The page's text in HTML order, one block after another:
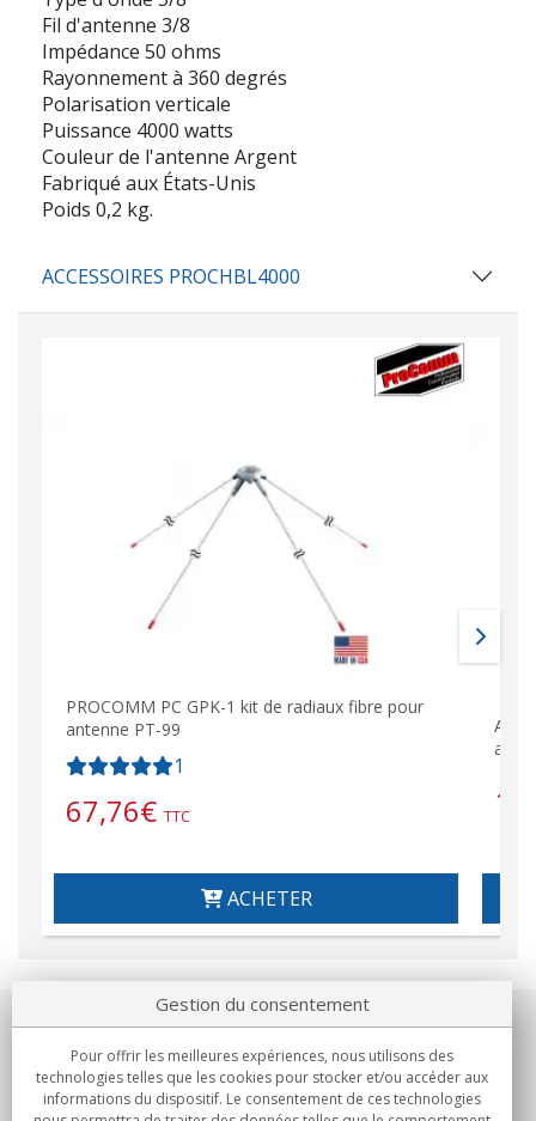
Fil d'antenne 3/8
Impédance 50 ohms
Rayonnement à 360 degrés
Polarisation verticale
Puissance 4000 watts
Couleur de l'antenne Argent
Fabriqué aux États-Unis
Poids 0,2 kg.
ACCESSOIRES PROCHBL4000
PROCOMM PC GPK-1 kit de radiaux fibre pour
antenne PT-99
1
67,76€ TTC
ACHETER
Notre société
Engagements
Gestion du consentement
Pour offrir les meilleures expériences, nous utilisons des
technologies telles que les cookies pour stocker et/ou accéder aux
informations du dispositif. Le consentement de ces technologies